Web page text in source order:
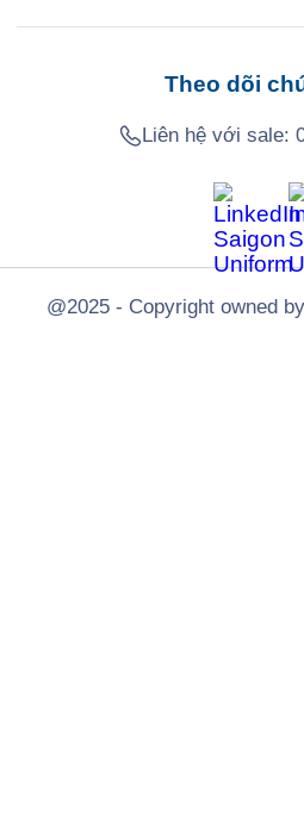
Theo dõi
Liên hệ với sale:
@2025 - Copyright owned